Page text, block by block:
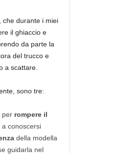
che durante i miei
il ghiaccio e
da parte la
del trucco e
a scattare.
sono tre:
per rompere il
a conoscersi
della modella
guidarla nel